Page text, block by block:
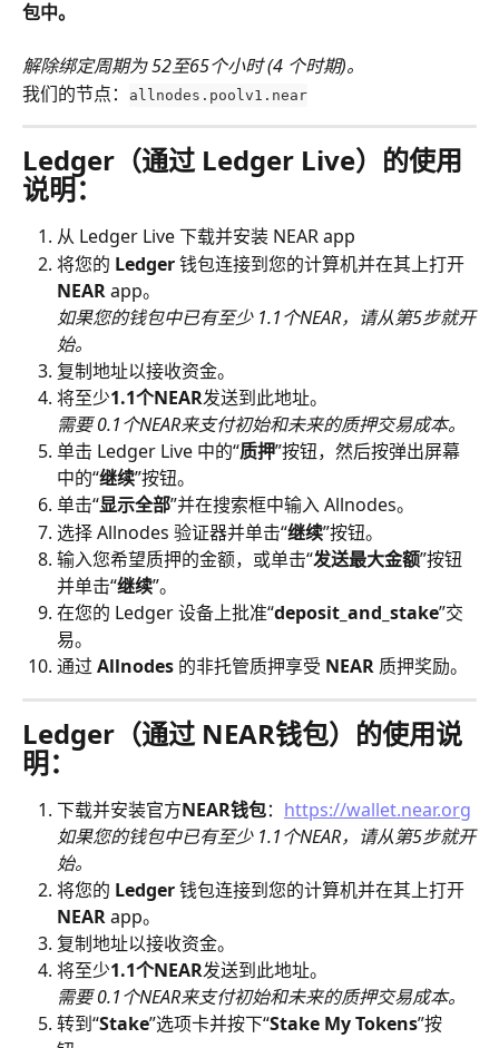
包中。
解除绑定周期为 52至65个小时 (4 个时期)。
我们的节点：
allnodes.poolv1.near
Ledger（通过 Ledger Live）的使用
说明：
从 Ledger Live 下载并安装 NEAR app
将您的 Ledger 钱包连接到您的计算机并在其上打开
NEAR app。
如果您的钱包中已有至少 1.1个NEAR，请从第5步就开
始。
复制地址以接收资金。
将至少1.1个NEAR发送到此地址。
需要 0.1个NEAR来支付初始和未来的质押交易成本。
单击 Ledger Live 中的“质押”按钮，然后按弹出屏幕
中的“继续”按钮。
单击“显示全部”并在搜索框中输入 Allnodes。
选择 Allnodes 验证器并单击“继续”按钮。
输入您希望质押的金额，或单击“发送最大金额”按钮
并单击“继续”。
在您的 Ledger 设备上批准“deposit_and_stake”交
易。
通过 Allnodes 的非托管质押享受 NEAR 质押奖励。
Ledger（通过 NEAR钱包）的使用说
明：
下载并安装官方NEAR钱包： https://wallet.near.org
如果您的钱包中已有至少 1.1个NEAR，请从第5步就开
始。
将您的 Ledger 钱包连接到您的计算机并在其上打开
NEAR app。
复制地址以接收资金。
将至少1.1个NEAR发送到此地址。
需要 0.1个NEAR来支付初始和未来的质押交易成本。
转到“Stake”选项卡并按下“Stake My Tokens”按